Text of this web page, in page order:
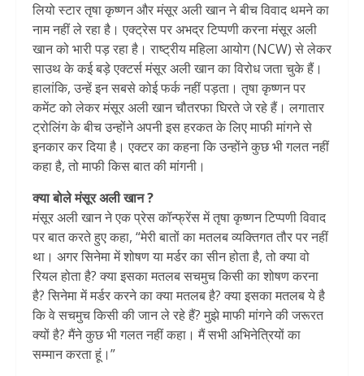
लियो स्टार तृषा कृष्णन और मंसूर अली खान ने बीच विवाद थमने का
नाम नहीं ले रहा है। एक्ट्रेस पर अभद्र टिप्पणी करना मंसूर अली
खान को भारी पड़ रहा है। राष्ट्रीय महिला आयोग (NCW) से लेकर
साउथ के कई बड़े एक्टर्स मंसूर अली खान का विरोध जता चुके हैं।
हालांकि, उन्हें इन सबसे कोई फर्क नहीं पड़ता। तृषा कृष्णन पर
कमेंट को लेकर मंसूर अली खान चौतरफा घिरते जे रहे हैं। लगातार
ट्रोलिंग के बीच उन्होंने अपनी इस हरकत के लिए माफी मांगने से
इनकार कर दिया है। एक्टर का कहना कि उन्होंने कुछ भी गलत नहीं
कहा है, तो माफी किस बात की मांगनी।
क्या बोले मंसूर अली खान ?
मंसूर अली खान ने एक प्रेस कॉन्फ्रेंस में तृषा कृष्णन टिप्पणी विवाद
पर बात करते हुए कहा, “मेरी बातों का मतलब व्यक्तिगत तौर पर नहीं
था। अगर सिनेमा में शोषण या मर्डर का सीन होता है, तो क्या वो
रियल होता है? क्या इसका मतलब सचमुच किसी का शोषण करना
है? सिनेमा में मर्डर करने का क्या मतलब है? क्या इसका मतलब ये है
कि वे सचमुच किसी की जान ले रहे हैं? मुझे माफी मांगने की जरूरत
क्यों है? मैंने कुछ भी गलत नहीं कहा। मैं सभी अभिनेत्रियों का
सम्मान करता हूं।”